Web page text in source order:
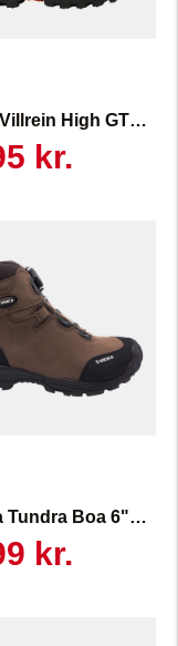
Viking Villrein High GTX Boa
kr.
Treksta Tundra Boa 6" HTX
kr.